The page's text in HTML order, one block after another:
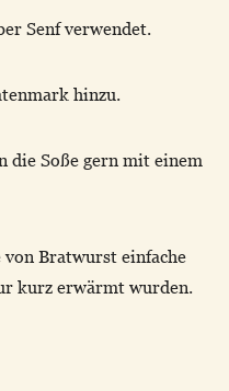
Senf verwendet.
hinzu.
die Soße gern mit einem
von Bratwurst einfache
kurz erwärmt wurden.